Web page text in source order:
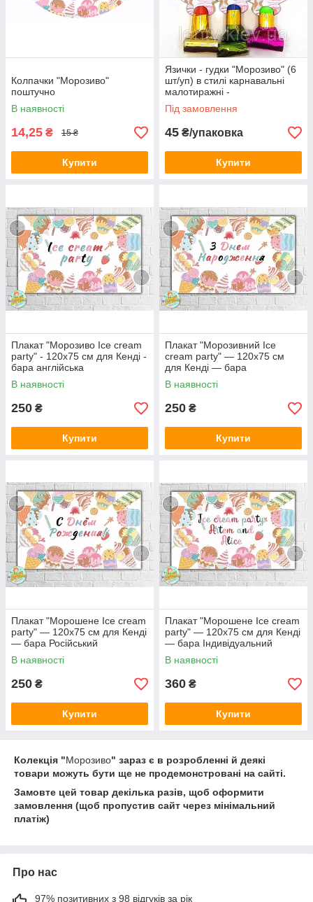
Колпачки "Морозиво"
поштучно
В наявності
14,25 ₴ 15 ₴
Купити
Язички - гудки "Морозиво" (6
шт/уп) в стилі карнавальні
малотиражні -
Під замовлення
45 ₴/упаковка
Купити
Плакат "Морозиво Ice cream
party" - 120х75 см для Кенді -
бара англійська
В наявності
250 ₴
Купити
Плакат "Морозивний Ice
cream party" — 120х75 см
для Кенді — бара
Український
В наявності
250 ₴
Купити
Плакат "Морошене Ice cream
party" — 120х75 см для Кенді
— бара Російський
В наявності
250 ₴
Купити
Плакат "Морошене Ice cream
party" — 120х75 см для Кенді
— бара Індивідуальний
напис (з ім'ям)
В наявності
360 ₴
Купити
Колекція "Морозиво" зараз є в розробленні й деякі
товари можуть бути ще не продемонстровані на сайті.
Замовте цей товар декілька разів, щоб оформити
замовлення (щоб пропустив сайт через мінімальний
платіж)
Про нас
97% позитивних з 98 відгуків за рік